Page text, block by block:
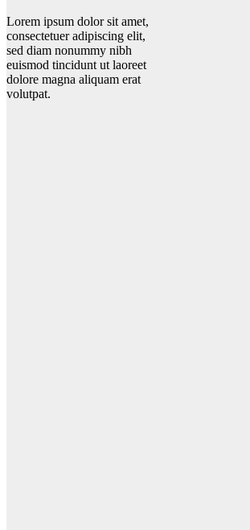
Lorem ipsum dolor sit amet,
consectetuer adipiscing elit,
sed diam nonummy nibh
euismod tincidunt ut laoreet
dolore magna aliquam erat
volutpat.